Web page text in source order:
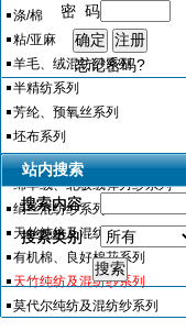
涤/棉
粘/亚麻
羊毛、绒混纺纱系列
半精纺系列
芳纶、预氧丝系列
坯布系列
羽毛纱（仿貂）、水晶纱系列
绵羊绒、北极绒弹力纱系列
绢丝混纺纱系列
天丝纯纺及混纺纱系列
有机棉、良好棉花系列
天竹纯纺及混纺纱系列
莫代尔纯纺及混纺纱系列
密 码
忘记密码?
站内搜索
搜索内容
搜索类别
站内搜索
搜索内容
搜索类别